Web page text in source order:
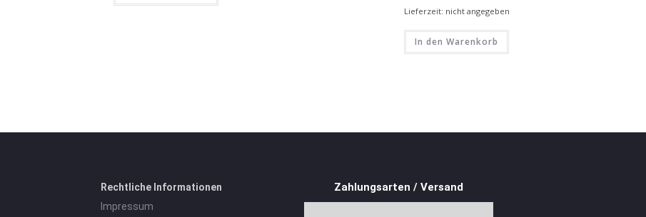
Lieferzeit: nicht angegeben
In den Warenkorb
Rechtliche Informationen
Impressum
Zahlungsarten / Versand